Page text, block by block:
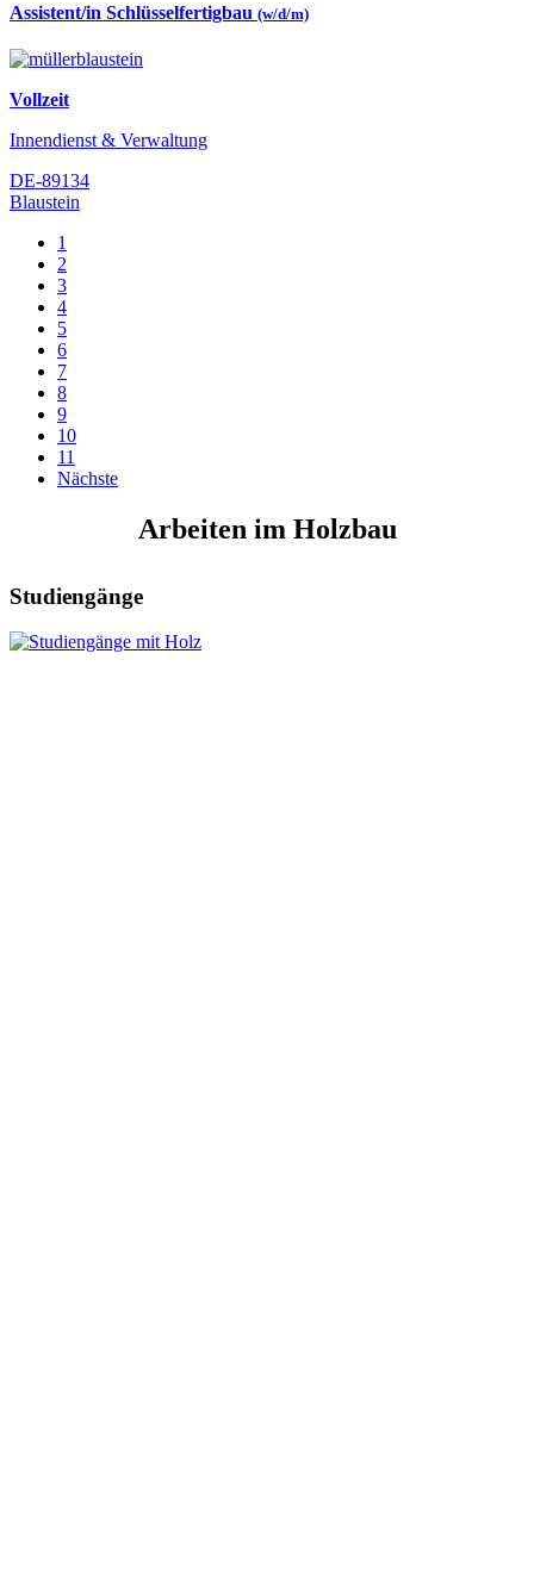
Assistent/in Schlüsselfertigbau (w/d/m)
Vollzeit
Innendienst & Verwaltung
DE-89134
Blaustein
1
2
3
4
5
6
7
8
9
10
11
Nächste
Arbeiten im Holzbau
Studiengänge